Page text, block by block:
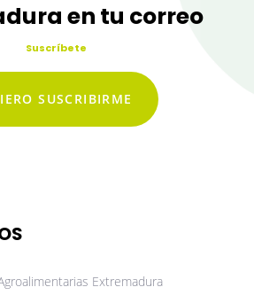
en tu correo
Suscríbete
SUSCRIBIRME
Extremadura